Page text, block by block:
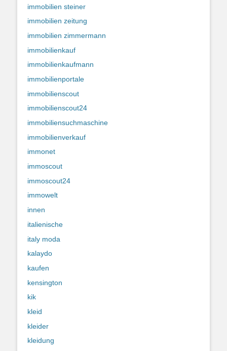
immobilien steiner
immobilien zeitung
immobilien zimmermann
immobilienkauf
immobilienkaufmann
immobilienportale
immobilienscout
immobilienscout24
immobiliensuchmaschine
immobilienverkauf
immonet
immoscout
immoscout24
immowelt
innen
italienische
italy moda
kalaydo
kaufen
kensington
kik
kleid
kleider
kleidung